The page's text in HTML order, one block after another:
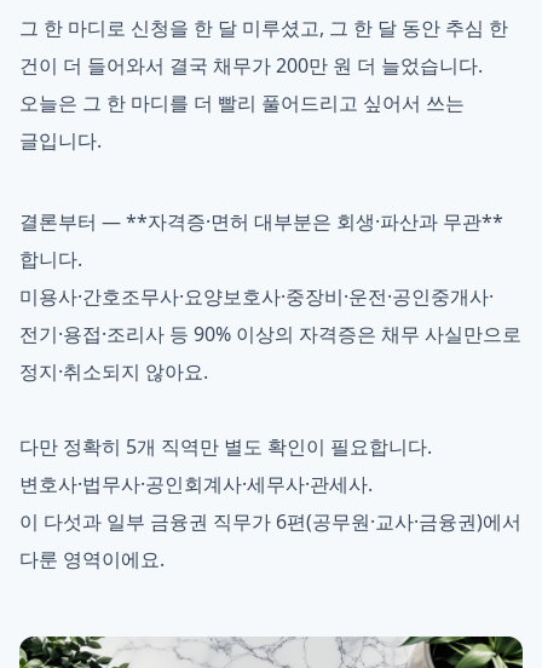
그 한 마디로 신청을 한 달 미루셨고, 그 한 달 동안 추심 한
건이 더 들어와서 결국 채무가 200만 원 더 늘었습니다.
오늘은 그 한 마디를 더 빨리 풀어드리고 싶어서 쓰는
글입니다.
결론부터 — **자격증·면허 대부분은 회생·파산과 무관**
합니다.
미용사·간호조무사·요양보호사·중장비·운전·공인중개사·
전기·용접·조리사 등 90% 이상의 자격증은 채무 사실만으로
정지·취소되지 않아요.
다만 정확히 5개 직역만 별도 확인이 필요합니다.
변호사·법무사·공인회계사·세무사·관세사.
이 다섯과 일부 금융권 직무가 6편(공무원·교사·금융권)에서
다룬 영역이에요.